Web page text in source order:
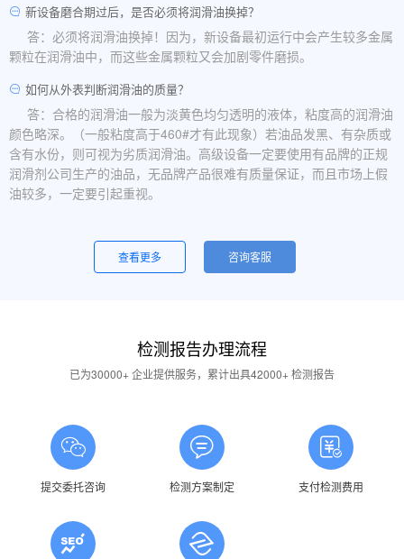
新设备磨合期过后，是否必须将润滑油换掉？
答：必须将润滑油换掉！因为，新设备最初运行中会产生较多金属
颗粒在润滑油中，而这些金属颗粒又会加剧零件磨损。
如何从外表判断润滑油的质量？
答：合格的润滑油一般为淡黄色均匀透明的液体，粘度高的润滑油
颜色略深。（一般粘度高于460#才有此现象）若油品发黑、有杂质或
含有水份，则可视为劣质润滑油。高级设备一定要使用有品牌的正规
润滑剂公司生产的油品，无品牌产品很难有质量保证，而且市场上假
油较多，一定要引起重视。
一般是润滑油质量问题，合格的润滑油使用中不应出现大量泡沫，
用户不应采用会产生泡沫的润滑油。还有一个可能的原因是混油可能
答：一般情况下油品发白是由于油箱进水后造成的，是乳化现象，
应避免水进入润滑油箱体或避免雨水进入已开封的油桶中。具体操作
润滑油的号数是什么意思？
答：根据ISO标准，工业润滑油按40℃ 温度条件下测定的粘度分
为若干个粘度等级，数据越大则粘度越高，因此润滑油的号数指其粘
润滑油粘度高是否说明润滑油质量好？
查看更多 咨询客服
检测报告办理流程
已为30000+ 企业提供服务，累计出具42000+ 检测报告
提交委托咨询 检测方案制定 支付检测费用